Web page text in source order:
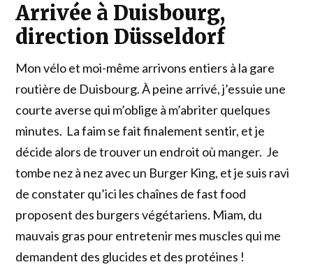
Arrivée à Duisbourg,
direction Düsseldorf
Mon vélo et moi-même arrivons entiers à la gare
routière de Duisbourg. À peine arrivé, j’essuie une
courte averse qui m’oblige à m’abriter quelques
minutes. La faim se fait finalement sentir, et je
décide alors de trouver un endroit où manger. Je
tombe nez à nez avec un Burger King, et je suis ravi
de constater qu’ici les chaînes de fast food
proposent des burgers végétariens. Miam, du
mauvais gras pour entretenir mes muscles qui me
demandent des glucides et des protéines !